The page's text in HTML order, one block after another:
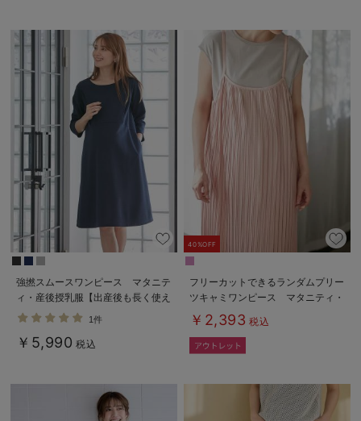
強撚スムースワンピース マタニテ
ィ・産後授乳服【出産後も長く使え
る】
1件
￥5,990 税込
40%OFF
フリーカットできるランダムプリー
ツキャミワンピース マタニティ・
授乳服【出産後も長く使える】
￥2,393 税込